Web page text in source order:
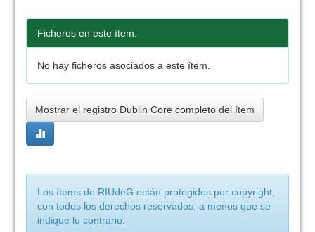
Ficheros en este ítem:
No hay ficheros asociados a este ítem.
Mostrar el registro Dublin Core completo del ítem
Los ítems de RIUdeG están protegidos por copyright,
con todos los derechos reservados, a menos que se
indique lo contrario.